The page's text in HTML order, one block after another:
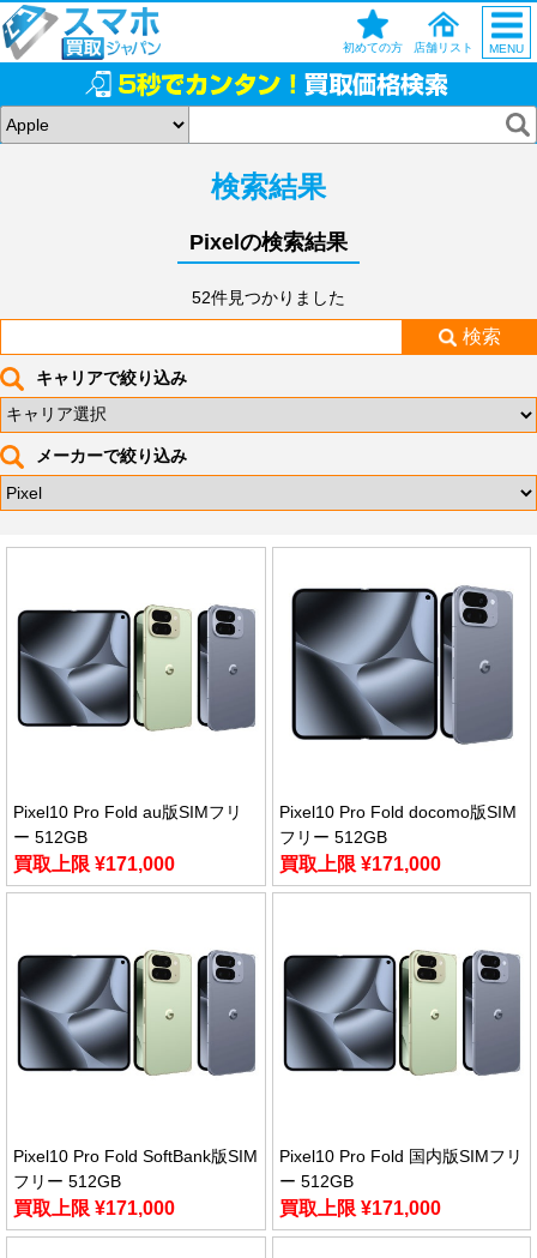
初めての方 店舗リスト MENU
検索結果
Pixelの検索結果
52件見つかりました
検索
キャリアで絞り込み
メーカーで絞り込み
Pixel10 Pro Fold au版SIMフリ
ー 512GB
買取上限 ¥171,000
Pixel10 Pro Fold docomo版SIM
フリー 512GB
買取上限 ¥171,000
Pixel10 Pro Fold SoftBank版SIM
フリー 512GB
買取上限 ¥171,000
Pixel10 Pro Fold 国内版SIMフリ
ー 512GB
買取上限 ¥171,000